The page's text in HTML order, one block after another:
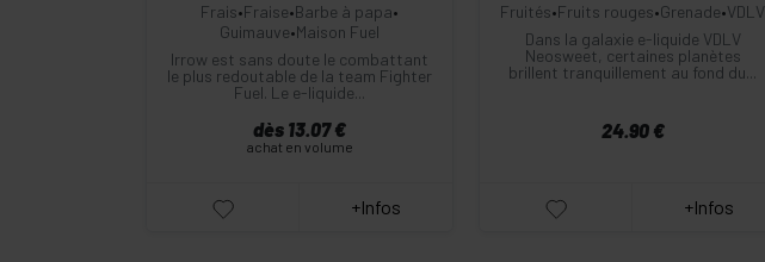
Frais•Fraise•Barbe à papa•
Guimauve•Maison Fuel
Irrow est sans doute le combattant
le plus redoutable de la team Fighter
Fuel. Le e-liquide...
dès 13.07 €
achat en volume
+Infos
Fruités•Fruits rouges•Grenade•VDLV
Dans la galaxie e-liquide VDLV
Neosweet, certaines planètes
brillent tranquillement au fond du...
24.90 €
+Infos